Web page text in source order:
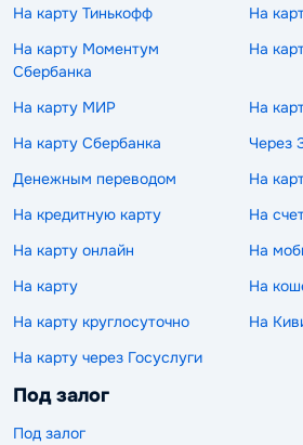
На карту Тинькофф
На
На карту Моментум
Сбербанка
На
На карту МИР
На
На карту Сбербанка
Через
Денежным переводом
На
На кредитную карту
На
На карту онлайн
На
На карту
На
На карту круглосуточно
На
На карту через Госуслуги
Под залог
Под залог